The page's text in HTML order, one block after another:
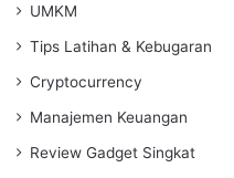
UMKM
Tips Latihan & Kebugaran
Cryptocurrency
Manajemen Keuangan
Review Gadget Singkat